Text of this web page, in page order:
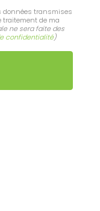
données transmises
traitement de ma
ne sera faite des
confidentialité)